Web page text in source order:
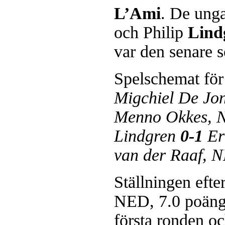
föredrar Fischer Random, där
som det har spelats sedan
förstnämnda alternativet har
alternativet har för- eller
förstå en mängd
nedan.
Den sjunde upplagan av
som för övrigt är den starkaste
L’Ami. De
och Philip
var den senare
Spelschemat
Migchiel De
Menno Okkes,
Lindgren 0-1
van der Raaf,
Ställningen
NED, 7.0
första ronden